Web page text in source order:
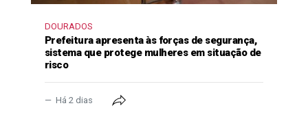
DOURADOS
Prefeitura apresenta às forças de segurança,
sistema que protege mulheres em situação de
risco
Há 2 dias